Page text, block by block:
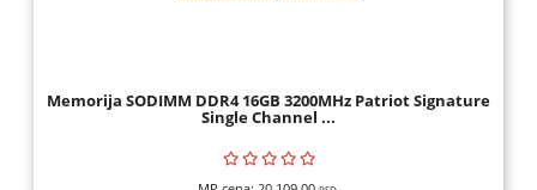
Memorija SODIMM DDR4 16GB 3200MHz Patriot Signature
Single Channel ...